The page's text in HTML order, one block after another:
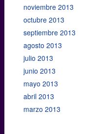
noviembre 2013
octubre 2013
septiembre 2013
agosto 2013
julio 2013
junio 2013
mayo 2013
abril 2013
marzo 2013